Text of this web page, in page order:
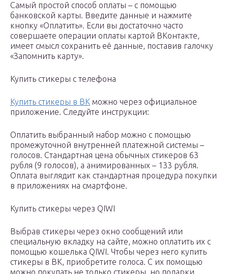
Самый простой способ оплаты – с помощью
банковской карты. Введите данные и нажмите
кнопку «Оплатить». Если вы достаточно часто
совершаете операции оплаты картой ВКонтакте,
имеет смысл сохранить её данные, поставив галочку
«Запомнить карту».
Купить стикеры с телефона
Купить стикеры в ВК можно через официальное
приложение. Следуйте инструкции:
Оплатить выбранный набор можно с помощью
промежуточной внутренней платежной системы –
голосов. Стандартная цена обычных стикеров 63
рубля (9 голосов), а анимированных – 133 рубля.
Оплата выглядит как стандартная процедура покупки
в приложениях на смартфоне.
Купить стикеры через QIWI
Выбрав стикеры через окно сообщений или
специальную вкладку на сайте, можно оплатить их с
помощью кошелька QIWI. Чтобы через него купить
стикеры в ВК, приобретите голоса. С их помощью
можно покупать не только стикеры, но подарки,